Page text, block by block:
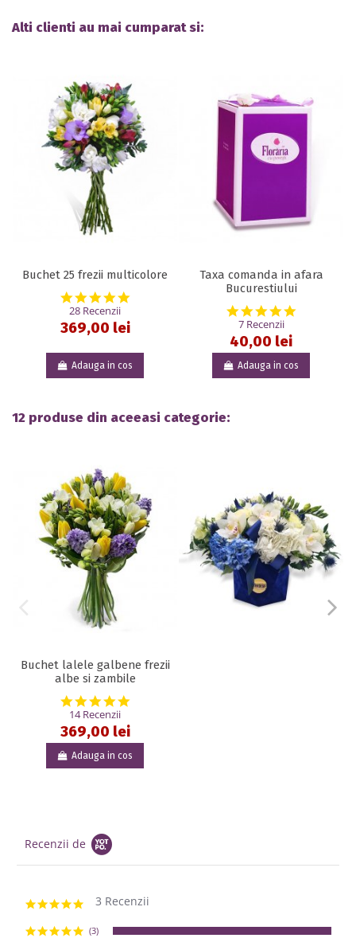
Alti clienti au mai cumparat si:
Buchet 25 frezii multicolore
5.0 star rating
28 Recenzii
369,00 lei
Adauga in cos
Taxa comanda in afara
Bucurestiului
5.0 star
7 Recenzii
40,00 lei
Adauga in cos
12 produse din aceeasi categorie:
Buchet lalele galbene frezii
albe si zambile
4.9 star rating
14 Recenzii
369,00 lei
Adauga in cos
Recenzii de
5.0 star rating
3 Recenzii
(3)